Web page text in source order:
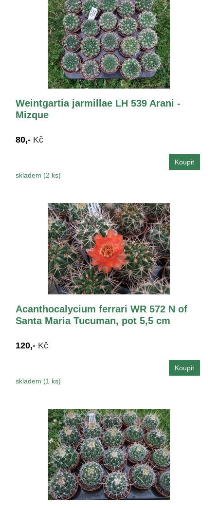
Weintgartia jarmillae LH 539 Arani -
Mizque
80,- Kč
skladem (2 ks)
Acanthocalycium ferrari WR 572 N of
Santa Maria Tucuman, pot 5,5 cm
120,- Kč
skladem (1 ks)